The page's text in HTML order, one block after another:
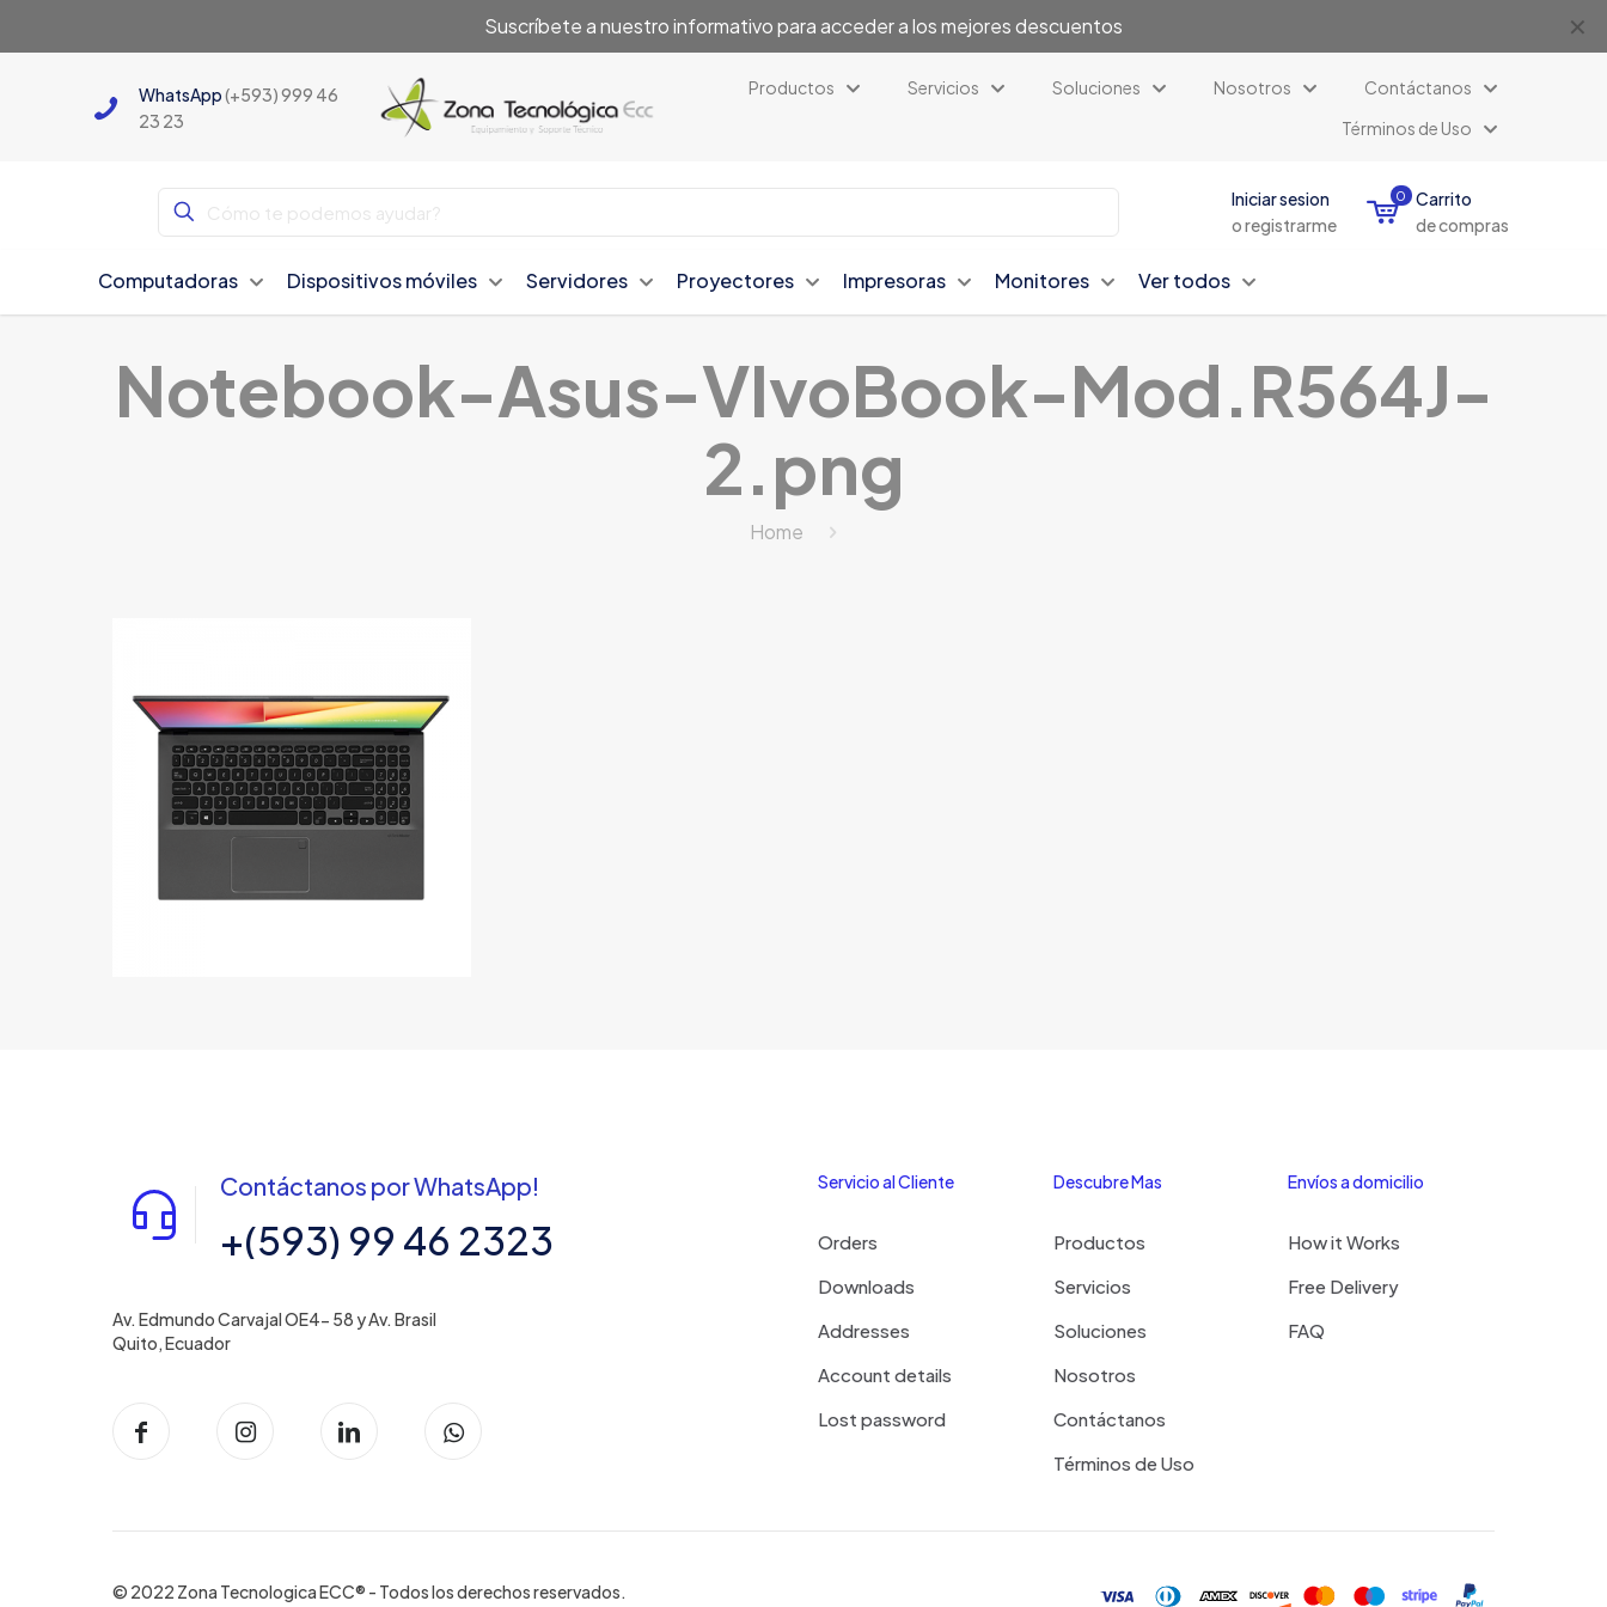
Suscríbete a nuestro informativo para acceder a los mejores descuentos ✕
WhatsApp(+593) 999 46
23 23
Productos Servicios Soluciones Nosotros
Contáctanos
Términos de Uso
Iniciar sesion
o registrarme
0
Carrito
de compras
Computadoras Dispositivos móviles Servidores Proyectores Impresoras Monitores Ver todos
Notebook-Asus-VIvoBook-Mod.R564J-
2.png
Home
Contáctanos por WhatsApp!
+(593) 99 46 2323
Av. Edmundo Carvajal OE4- 58 y Av. Brasil
Quito, Ecuador
Servicio al Cliente
Orders
Downloads
Addresses
Account details
Lost password
Descubre Mas
Productos
Servicios
Soluciones
Nosotros
Contáctanos
Términos de Uso
Envíos a domicilio
How it Works
Free Delivery
FAQ
© 2022 Zona Tecnologica ECC® - Todos los derechos reservados.